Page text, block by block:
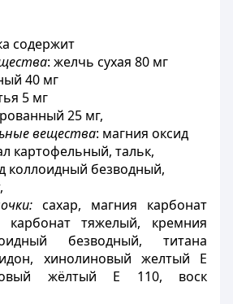
содержит
: желчь сухая 80 мг
40 мг
5 мг
25 мг,
вещества: магния оксид
картофельный, тальк,
коллоидный безводный,
сахар, магния карбонат
карбонат тяжелый, кремния
безводный, титана
хинолиновый желтый Е
жёлтый Е 110, воск